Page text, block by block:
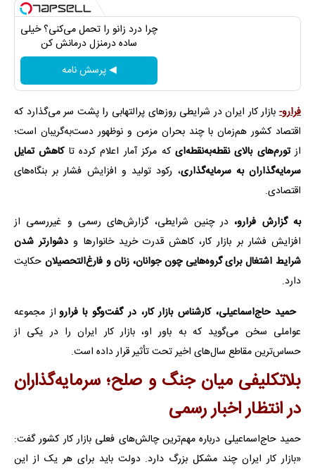
چرا درد زانو را تحمل می‌کنی؟ خیلی
ساده درمنزل درمانش کن
◀ پرسش نامه
فرارو-بازار کار ایران در شرایطی روزهای پرالتهابی را پشت سر می‌گذارد که
اقتصاد کشور هم‌زمان با چند بحران مزمن و نوظهور دست‌به‌گریبان است؛
ازتورم‌های بالای نقطه‌به‌نقطه‌ای که مرکز آمار اعلام کرده تاکاهش تمایل
سرمایه‌گذاران به سرمایه‌گذاری، رکود تولید و افزایش فشار بر بنگاه‌های
اقتصادی.
به گزارش فرارو،در چنین شرایطی، گزارش‌های رسمی و غیررسمی از
افزایش فشار بر بازار کار، کاهش قدرت خرید خانوارها و دشوارتر شدن
شرایط اشتغال برای گروه‌هایی چون جوانان، زنان و فارغ‌التحصیلان حکایت
دارد.
حمید حاج‌اسماعیلی، کارشناس بازار کار، در گفت‌وگو با فرارو از مجموعه
عواملی سخن می‌گوید که به باور او، بازار کار ایران را در یکی از
حساس‌ترین مقاطع سال‌های اخیر تحت تأثیر قرار داده است.
بلاتکلیفی میان جنگ و صلح؛ سرمایه‌گذاران
در انتظار اخبار رسمی
حمید حاج‌اسماعیلی درباره مهم‌ترین چالش‌های فعلی بازار کار کشور گفت:
«بازار کار ایران چند مشکل بزرگ دارد. دولت باید برای هر یک از این